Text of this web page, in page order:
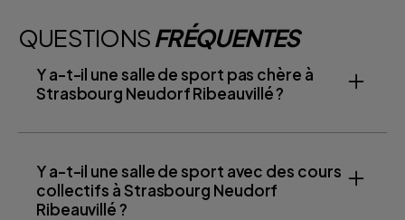
QUESTIONSFRÉQUENTES
Y a-t-il une salle de sport pas chère à
Strasbourg Neudorf Ribeauvillé ?
Y a-t-il une salle de sport avec des cours
collectifs à Strasbourg Neudorf
Ribeauvillé ?